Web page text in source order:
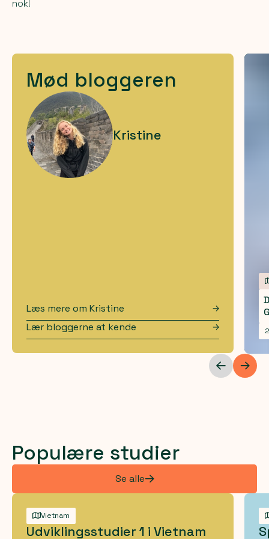
nok!
Mød bloggeren
Kristine
Læs mere om Kristine
Lær bloggerne at kende
Populære studier
Se alle
Vietnam
Udviklingsstudier 1 i Vietnam